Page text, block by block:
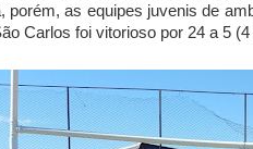
porém, as equipes juvenis de
Carlos foi vitorioso por 24 a 5